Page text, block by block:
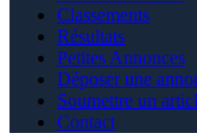
Classements
Résultats
Petites Annonces
Déposer une
Soumettre un
Contact